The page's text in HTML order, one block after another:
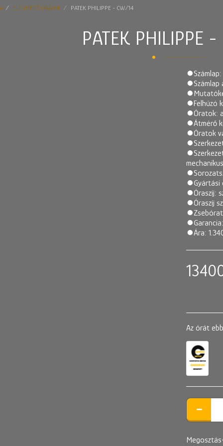
ELÉRHETŐ ÓRÁINK PATEK PHILIPPE - CW/14
PATEK PHILIPPE
⏺Számlap
⏺Felhúzó
⏺Óratok:
⏺Átmérő
⏺Óratok
⏺Gyártási
⏺Óraszíj:
⏺Óraszíj
⏺Ára:
Az órát
Megosztás